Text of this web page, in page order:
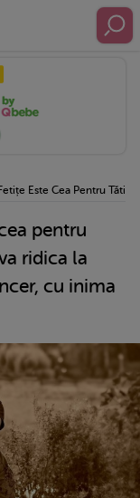
Este Cea Pentru
pentru
ridica la
cu inima